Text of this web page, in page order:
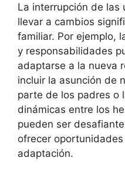
La interrupción de las
llevar a cambios
familiar. Por ejemplo,
y responsabilidades
adaptarse a la nueva
incluir la asunción de
parte de los padres o
dinámicas entre los
pueden ser
ofrecer
adaptación.